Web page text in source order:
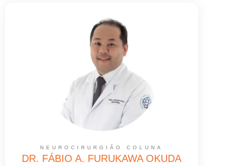
NEUROCIRURGIÃO COLUNA
DR. FÁBIO A. FURUKAWA OKUDA